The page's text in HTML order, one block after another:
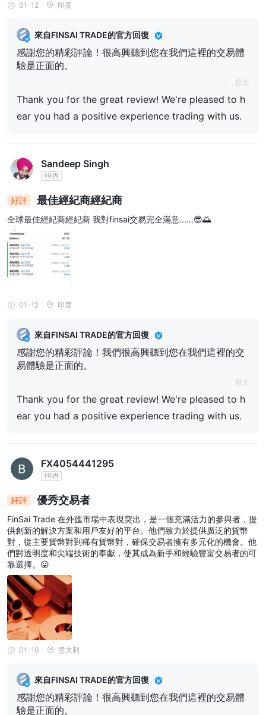
01-12 印度
來自FINSAI TRADE的官方回復
感謝您的精彩評論！很高興聽到您在我們這裡的交易體
驗是正面的。
原文
Thank you for the great review! We're pleased to h
ear you had a positive experience trading with us.
Sandeep Singh
1年內
好評 最佳經紀商經紀商
全球最佳經紀商經紀商 我對finsai交易完全滿意......😎🌅
01-12 印度
來自FINSAI TRADE的官方回復
感謝您的精彩評論！我們很高興聽到您在我們這裡的交
易體驗是正面的。
原文
Thank you for the great review! We're pleased to h
ear you had a positive experience trading with us.
FX4054441295
1年內
好評 優秀交易者
FinSai Trade 在外匯市場中表現突出，是一個充滿活力的參與者，提
供創新的解決方案和用戶友好的平台。他們致力於提供廣泛的貨幣
對，從主要貨幣對到稀有貨幣對，確保交易者擁有多元化的機會。他
們對透明度和尖端技術的奉獻，使其成為新手和經驗豐富交易者的可
靠選擇。😛
01-10 意大利
來自FINSAI TRADE的官方回復
感謝您的精彩評論！很高興聽到您在我們這裡的交易體
驗是正面的。